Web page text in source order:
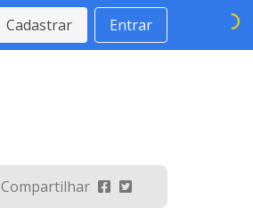
Cadastrar Entrar
Compartilhar